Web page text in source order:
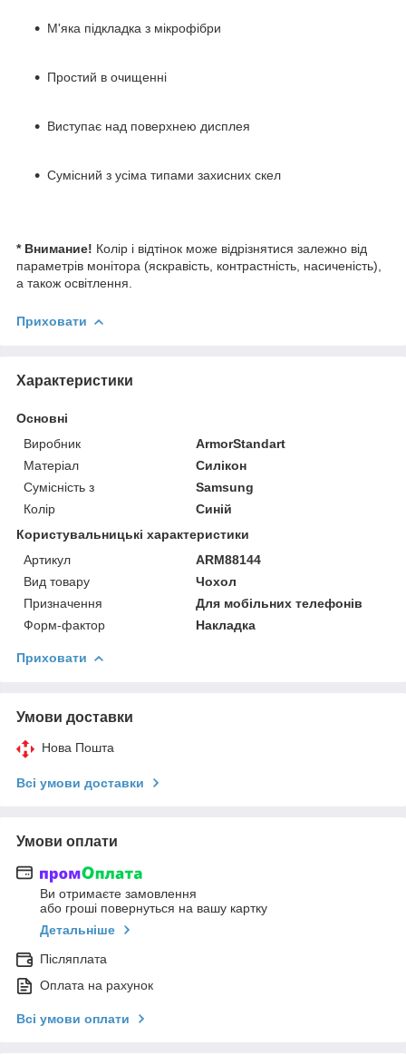
М'яка підкладка з мікрофібри
Простий в очищенні
Виступає над поверхнею дисплея
Сумісний з усіма типами захисних скел
* Внимание! Колір і відтінок може відрізнятися залежно від
параметрів монітора (яскравість, контрастність, насиченість),
а також освітлення.
Приховати
Характеристики
Основні
Виробник
ArmorStandart
Матеріал
Силікон
Сумісність з
Samsung
Колір
Синій
Користувальницькі характеристики
Артикул
ARM88144
Вид товару
Чохол
Призначення
Для мобільних телефонів
Форм-фактор
Накладка
Приховати
Умови доставки
Нова Пошта
Всі умови доставки
Умови оплати
Ви отримаєте замовлення
або гроші повернуться на вашу картку
Детальніше
Післяплата
Оплата на рахунок
Всі умови оплати